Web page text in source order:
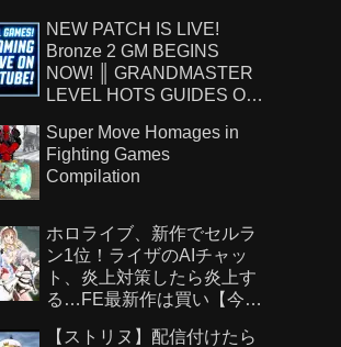
NEW PATCH IS LIVE!
Bronze 2 GM BEGINS
NOW! ║ GRANDMASTER
LEVEL HOTS GUIDES ON
Super Move Homages in
Fighting Games
Compilation
ホロライブ、新作でセルラ
ン1位！ライザのAIチャッ
ト、炎上対策したら炎上す
る…FE最新作は買い【今週
【ストリヌ】配信付けたら